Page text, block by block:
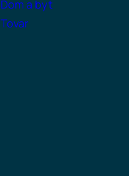
Dom a byt
Tovar